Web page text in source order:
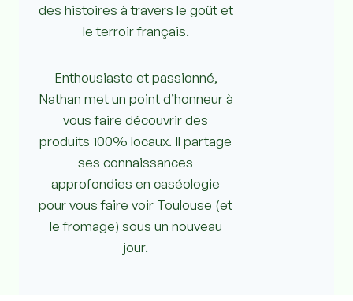
des histoires à travers le goût et
le terroir français.
Enthousiaste et passionné,
Nathan met un point d’honneur à
vous faire découvrir des
produits 100% locaux. Il partage
ses connaissances
approfondies en caséologie
pour vous faire voir Toulouse (et
le fromage) sous un nouveau
jour.